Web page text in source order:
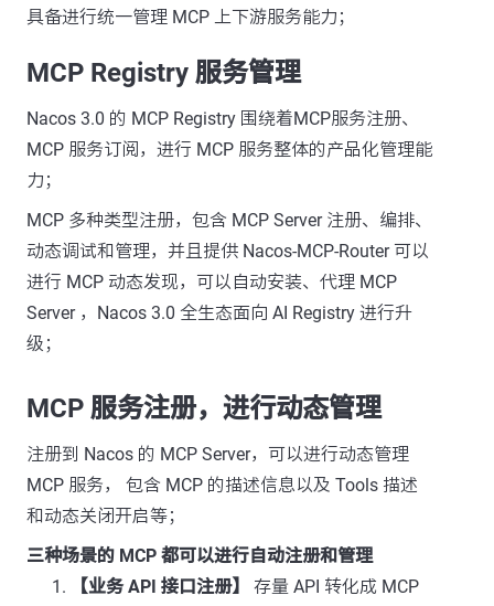
具备进行统一管理 MCP 上下游服务能力；
MCP Registry 服务管理
Nacos 3.0 的 MCP Registry 围绕着MCP服务注册、
MCP 服务订阅，进行 MCP 服务整体的产品化管理能
力；
MCP 多种类型注册，包含 MCP Server 注册、编排、
动态调试和管理，并且提供 Nacos-MCP-Router 可以
进行 MCP 动态发现，可以自动安装、代理 MCP
Server ，Nacos 3.0 全生态面向 AI Registry 进行升
级；
MCP 服务注册，进行动态管理
注册到 Nacos 的 MCP Server，可以进行动态管理
MCP 服务， 包含 MCP 的描述信息以及 Tools 描述
和动态关闭开启等；
三种场景的 MCP 都可以进行自动注册和管理
【业务 API 接口注册】
存量 API 转化成 MCP